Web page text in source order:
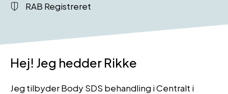
RAB Registreret
Hej! Jeg hedder Rikke
Jeg tilbyder Body SDS behandling i Centralt i